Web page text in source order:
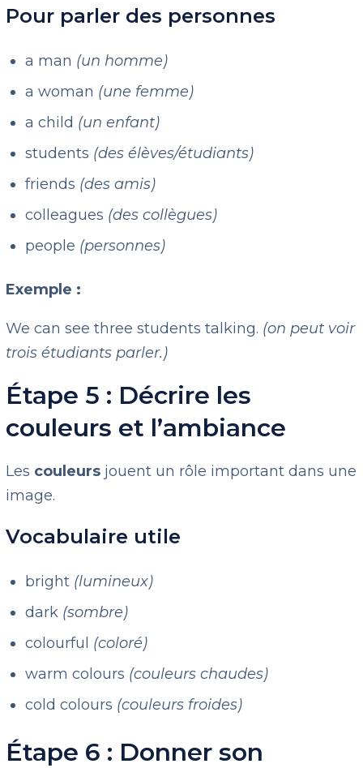
Pour parler des personnes
a man (un homme)
a woman (une femme)
a child (un enfant)
students (des élèves/étudiants)
friends (des amis)
colleagues (des collègues)
people (personnes)
Exemple :
We can see three students talking. (on peut voir
trois étudiants parler.)
Étape 5 : Décrire les
couleurs et l’ambiance
Les couleurs jouent un rôle important dans une
image.
Vocabulaire utile
bright (lumineux)
dark (sombre)
colourful (coloré)
warm colours (couleurs chaudes)
cold colours (couleurs froides)
Étape 6 : Donner son